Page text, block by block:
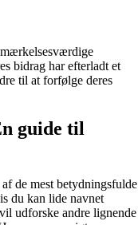
bidrag har efterladt et
til at forfølge deres
guide til
de mest betydningsfulde
du kan lide navnet
udforske andre lignende